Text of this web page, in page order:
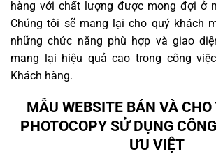
hàng với chất lượng được mong đợi ở
Chúng tôi sẽ mang lại cho quý khách
những chức năng phù hợp và giao
mang lại hiệu quả cao trong công
Khách hàng.
MẪU WEBSITE BÁN VÀ
PHOTOCOPY SỬ DỤNG
ƯU VIỆT